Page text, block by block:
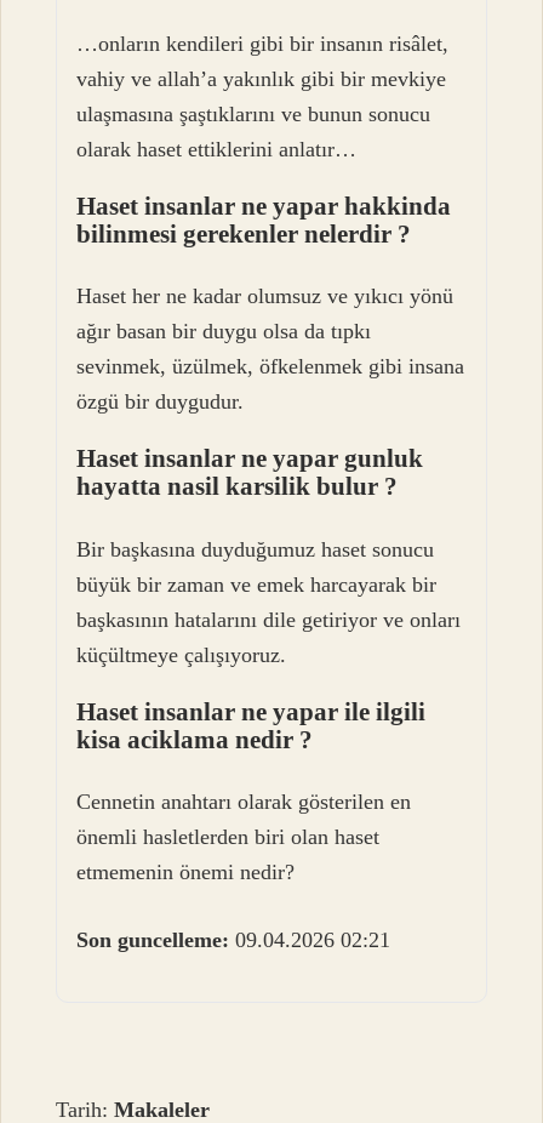
…onların kendileri gibi bir insanın risâlet,
vahiy ve allah’a yakınlık gibi bir mevkiye
ulaşmasına şaştıklarını ve bunun sonucu
olarak haset ettiklerini anlatır…
Haset insanlar ne yapar hakkinda
bilinmesi gerekenler nelerdir ?
Haset her ne kadar olumsuz ve yıkıcı yönü
ağır basan bir duygu olsa da tıpkı
sevinmek, üzülmek, öfkelenmek gibi insana
özgü bir duygudur.
Haset insanlar ne yapar gunluk
hayatta nasil karsilik bulur ?
Bir başkasına duyduğumuz haset sonucu
büyük bir zaman ve emek harcayarak bir
başkasının hatalarını dile getiriyor ve onları
küçültmeye çalışıyoruz.
Haset insanlar ne yapar ile ilgili
kisa aciklama nedir ?
Cennetin anahtarı olarak gösterilen en
önemli hasletlerden biri olan haset
etmemenin önemi nedir?
Son guncelleme: 09.04.2026 02:21
Tarih:Makaleler